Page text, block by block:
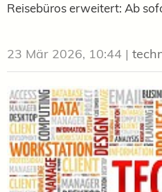
Reisebüros erweitert: Ab
23 Mär 2026, 10:44 |